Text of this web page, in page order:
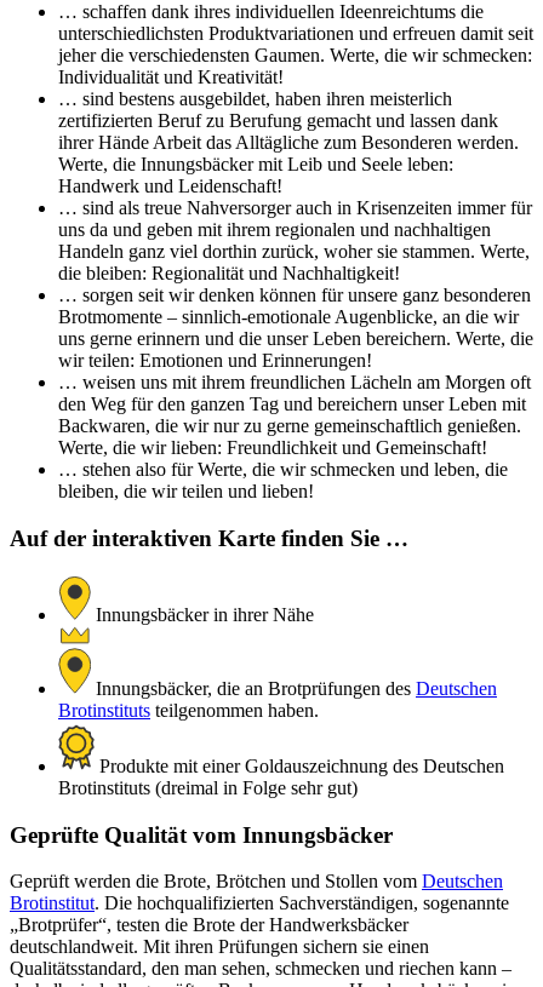
… schaffen dank ihres individuellen Ideenreichtums die
unterschiedlichsten Produktvariationen und erfreuen damit seit
jeher die verschiedensten Gaumen. Werte, die wir schmecken:
Individualität und Kreativität!
… sind bestens ausgebildet, haben ihren meisterlich
zertifizierten Beruf zu Berufung gemacht und lassen dank
ihrer Hände Arbeit das Alltägliche zum Besonderen werden.
Werte, die Innungsbäcker mit Leib und Seele leben:
Handwerk und Leidenschaft!
… sind als treue Nahversorger auch in Krisenzeiten immer für
uns da und geben mit ihrem regionalen und nachhaltigen
Handeln ganz viel dorthin zurück, woher sie stammen. Werte,
die bleiben: Regionalität und Nachhaltigkeit!
… sorgen seit wir denken können für unsere ganz besonderen
Brotmomente – sinnlich-emotionale Augenblicke, an die wir
uns gerne erinnern und die unser Leben bereichern. Werte, die
wir teilen: Emotionen und Erinnerungen!
… weisen uns mit ihrem freundlichen Lächeln am Morgen oft
den Weg für den ganzen Tag und bereichern unser Leben mit
Backwaren, die wir nur zu gerne gemeinschaftlich genießen.
Werte, die wir lieben: Freundlichkeit und Gemeinschaft!
… stehen also für Werte, die wir schmecken und leben, die
bleiben, die wir teilen und lieben!
Auf der interaktiven Karte finden Sie …
Innungsbäcker in ihrer Nähe
Innungsbäcker, die an Brotprüfungen des Deutschen
Brotinstituts teilgenommen haben.
Produkte mit einer Goldauszeichnung des Deutschen
Brotinstituts (dreimal in Folge sehr gut)
Geprüfte Qualität vom Innungsbäcker
Geprüft werden die Brote, Brötchen und Stollen vom Deutschen
Brotinstitut. Die hochqualifizierten Sachverständigen, sogenannte
„Brotprüfer“, testen die Brote der Handwerksbäcker
deutschlandweit. Mit ihren Prüfungen sichern sie einen
Qualitätsstandard, den man sehen, schmecken und riechen kann –